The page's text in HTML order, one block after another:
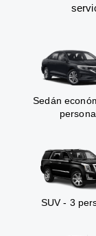
Sedán
SUV - 3